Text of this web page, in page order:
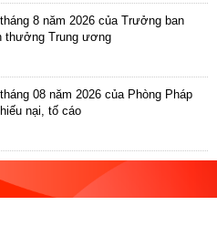
8 năm 2026 của Trưởng ban
thưởng Trung ương
08 năm 2026 của Phòng Pháp
nại, tố cáo